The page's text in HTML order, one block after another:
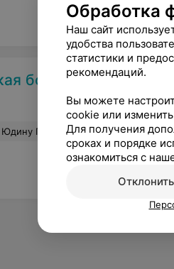
имени Е.В.Клумова
уровне.Обезболивание было комфортным,сама операция быстрая и безболезненная.Уже утром смотрела телевизор и читала.Даны исчерпывающие рекомендации.Врач очень внимательный,профессионал своего дела. Рекомендую всем,кто ищет грамотного офтальмохирурга.
Обработка
Наш сайт
удобства
статистики и
рекомендаций.
Вы можете
cookie или
Для получения
сроках и порядке
ознакомиться с
Отклонить